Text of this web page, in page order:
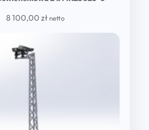
8 100,00 zł netto